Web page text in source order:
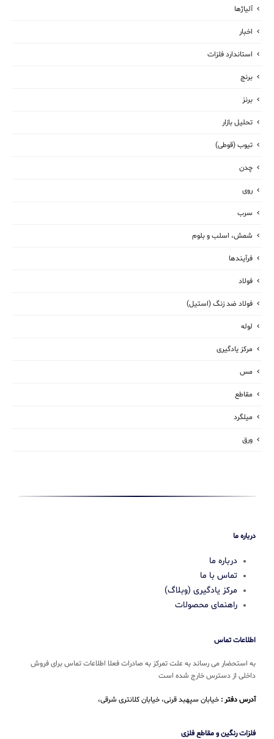
آلیاژها
اخبار
استاندارد فلزات
برنج
برنز
تحلیل بازار
تیوب (قوطی)
چدن
روی
سرب
شمش، اسلب و بلوم
فرآیندها
فولاد
فولاد ضد زنگ (استیل)
لوله
مرکز یادگیری
مس
مقاطع
میلگرد
ورق
درباره ما
درباره ما
تماس با ما
مرکز یادگیری (وبلاگ)
راهنمای محصولات
اطلاعات تماس
به استحضار می رساند به علت تمرکز به صادرات فعلا اطلاعات تماس برای فروش
داخلی از دسترس خارج شده است
آدرس دفتر : خیابان سپهبد قرنی، خیابان کلانتری شرقی،
فلزات رنگین و مقاطع فلزی